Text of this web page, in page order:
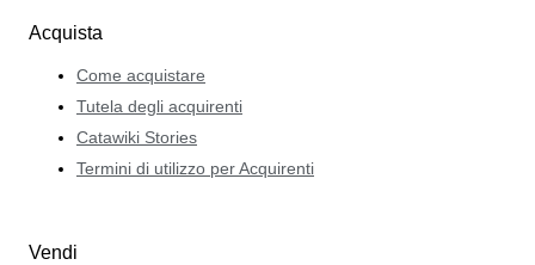
Acquista
Come acquistare
Tutela degli acquirenti
Catawiki Stories
Termini di utilizzo per Acquirenti
Vendi